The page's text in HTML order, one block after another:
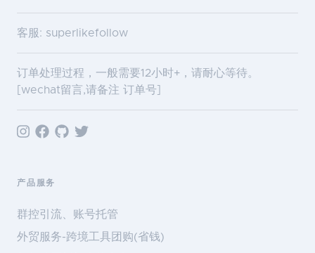
客服: superlikefollow
订单处理过程，一般需要12小时+，请耐心等待。
[wechat留言,请备注 订单号]
产品服务
群控引流、账号托管
外贸服务-跨境工具团购(省钱)